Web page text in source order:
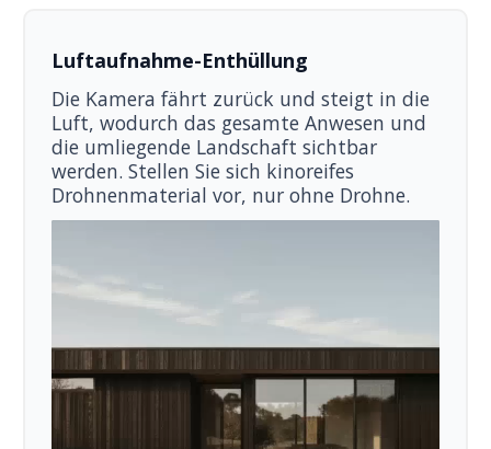
Luftaufnahme-Enthüllung
Die Kamera fährt zurück und steigt in die
Luft, wodurch das gesamte Anwesen und
die umliegende Landschaft sichtbar
werden. Stellen Sie sich kinoreifes
Drohnenmaterial vor, nur ohne Drohne.